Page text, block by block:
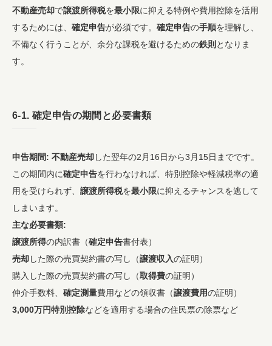
不動産売却で譲渡所得税を最小限に抑える特例や費用控除を活用
するためには、 確定申告が必須です。 確定申告の手順を理解し、
不備なく行うことが、余分な課税を避けるための鉄則 となりま
す。
6-1. 確定申告の期間と必要書類
申告期間: 不動産売却 した翌年の2月16日から3月15日までです。
この期間内に確定申告を行わなければ、特別控除や軽減税率の適
用を受けられず、 譲渡所得税を最小限に抑えるチャンスを逃して
しまいます。
主な必要書類:
譲渡所得の内訳書（確定申告書付表）
売却 した際の売買契約書の写し（譲渡収入の証明）
購入した際の売買契約書の写し（取得費の証明）
仲介手数料、 確定測量費用などの領収書（譲渡費用の証明）
3,000万円特別控除などを適用する場合の住民票の除票など